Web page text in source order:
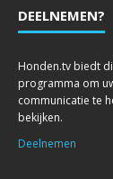
DEELNEMEN?
Honden.tv biedt
programma om
communicatie te
bekijken.
Deelnemen